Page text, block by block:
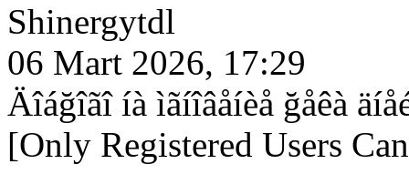
Shinergytdl
06 Mart 2026, 17:29
Äîáğîãî íà ìãíîâåíèå ğåêà
[Only Registered Users